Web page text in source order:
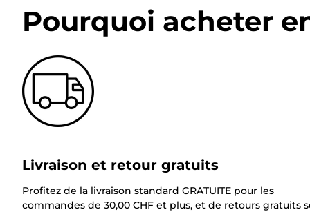
Pourquoi acheter
Livraison et retour gratuits
Profitez de la livraison standard GRATUITE pour les
commandes de 30,00 CHF et plus, et de retours gratuits